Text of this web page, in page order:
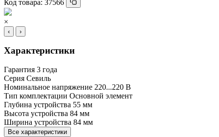
Код товара: 37566
×
‹ ›
Характеристики
Гарантия 3 года
Серия Севиль
Номинальное напряжение 220...220 В
Тип комплектации Основной элемент
Глубина устройства 55 мм
Высота устройства 84 мм
Ширина устройства 84 мм
Все характеристики